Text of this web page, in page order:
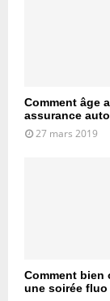
Comment âge
assurance
27 mars 2019
Comment bien
une soirée fluo